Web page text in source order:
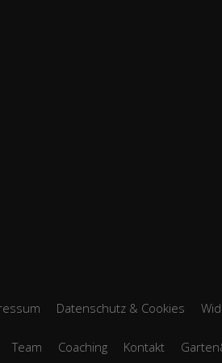
Datenschutz & Cookies
Team Coaching Kontakt